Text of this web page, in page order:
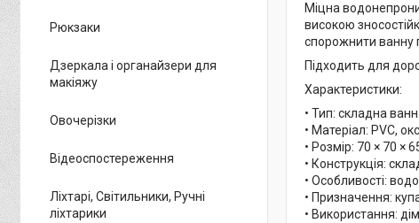
Міцна
високою
спорожнити ванну
Підходить для
Характеристики:
• Тип: складна
• Матеріал: PVC,
• Розмір: 70 × 70 ×
• Конструкція:
• Особливості:
• Призначення:
• Використання:
Рюкзаки
Дзеркала і органайзери для
макіяжу
Овочерізки
Відеоспостереження
Ліхтарі, Світильники, Ручні
ліхтарики